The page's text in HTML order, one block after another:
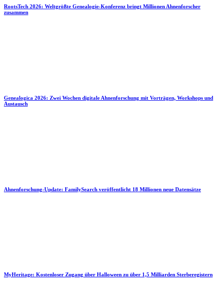
RootsTech 2026: Weltgrößte Genealogie-Konferenz bringt Millionen Ahnenforscher
zusammen
Genealogica 2026: Zwei Wochen digitale Ahnenforschung mit Vorträgen, Workshops und
Austausch
Ahnenforschung-Update: FamilySearch veröffentlicht 18 Millionen neue Datensätze
MyHeritage: Kostenloser Zugang über Halloween zu über 1,5 Milliarden Sterberegistern